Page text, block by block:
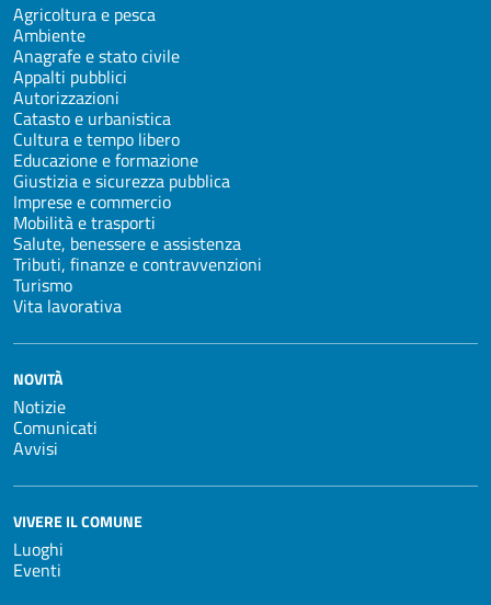
Agricoltura e pesca
Ambiente
Anagrafe e stato civile
Appalti pubblici
Autorizzazioni
Catasto e urbanistica
Cultura e tempo libero
Educazione e formazione
Giustizia e sicurezza pubblica
Imprese e commercio
Mobilità e trasporti
Salute, benessere e assistenza
Tributi, finanze e contravvenzioni
Turismo
Vita lavorativa
NOVITÀ
Notizie
Comunicati
Avvisi
VIVERE IL COMUNE
Luoghi
Eventi